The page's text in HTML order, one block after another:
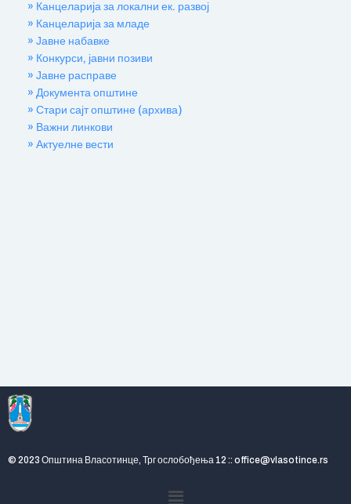
» Канцеларија за локални ек. развој
» Канцеларија за младе
» Јавне набавке
» Конкурси, јавни позиви
» Јавне расправе
» Документа општине
» Стари сајт општине (архива)
» Важни линкови
» Актуелне вести
© 2023 Општина Власотинце, Трг ослобођења 12 :: office@vlasotince.rs